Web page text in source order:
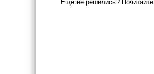
Еще не решились? Почитайте